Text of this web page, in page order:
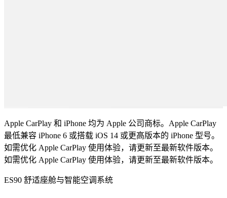
Apple CarPlay 和 iPhone 均为 Apple 公司商标。Apple CarPlay
最低兼容 iPhone 6 或搭载 iOS 14 或更高版本的 iPhone 型号。
如需优化 Apple CarPlay 使用体验，请更新至最新软件版本。
如需优化 Apple CarPlay 使用体验，请更新至最新软件版本。
ES90 舒适座舱与智能空调系统